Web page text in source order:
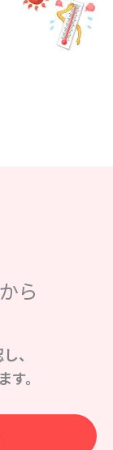
から
、
。